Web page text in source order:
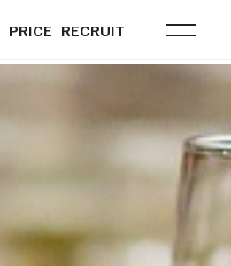
PRICE RECRUIT